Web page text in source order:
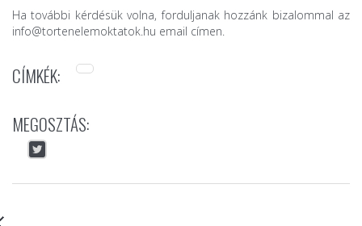
Ha további kérdésük volna, forduljanak hozzánk bizalommal az
info@tortenelemoktatok.hu email címen.
CÍMKÉK:
MEGOSZTÁS: